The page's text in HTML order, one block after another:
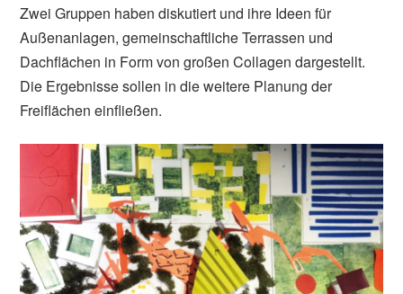
Zwei Gruppen haben diskutiert und ihre Ideen für
Außenanlagen, gemeinschaftliche Terrassen und
Dachflächen in Form von großen Collagen dargestellt.
Die Ergebnisse sollen in die weitere Planung der
Freiflächen einfließen.